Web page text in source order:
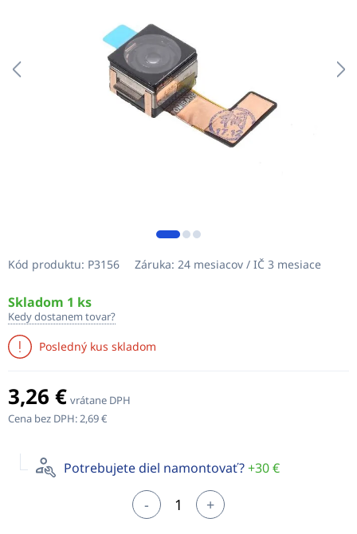
Kód produktu: P3156 Záruka: 24 mesiacov / IČ 3 mesiace
Skladom 1 ks
Kedy dostanem tovar?
Posledný kus skladom
3,26 € vrátane DPH
Cena bez DPH:2,69 €
Potrebujete diel namontovať?+30 €
- +